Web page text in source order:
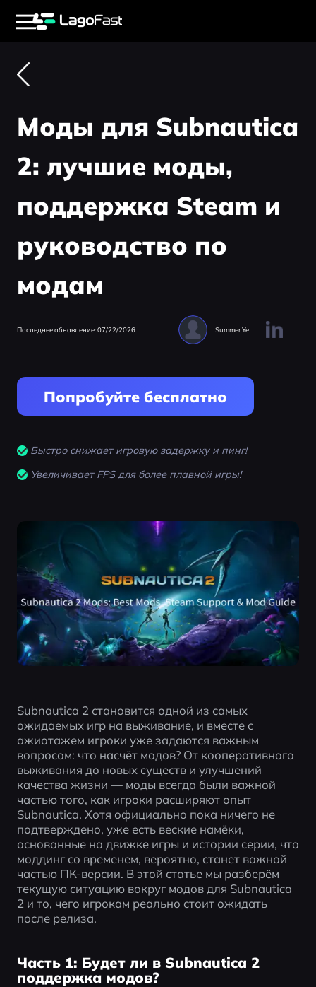
Моды для Subnautica
2: лучшие моды,
поддержка Steam и
руководство по
модам
Последнее обновление: 07/22/2026 Summer Ye
Попробуйте бесплатно
Быстро снижает игровую задержку и пинг!
Увеличивает FPS для более плавной игры!
Subnautica 2 становится одной из самых
ожидаемых игр на выживание, и вместе с
ажиотажем игроки уже задаются важным
вопросом: что насчёт модов? От кооперативного
выживания до новых существ и улучшений
качества жизни — моды всегда были важной
частью того, как игроки расширяют опыт
Subnautica. Хотя официально пока ничего не
подтверждено, уже есть веские намёки,
основанные на движке игры и истории серии, что
моддинг со временем, вероятно, станет важной
частью ПК-версии. В этой статье мы разберём
текущую ситуацию вокруг модов для Subnautica
2 и то, чего игрокам реально стоит ожидать
после релиза.
Часть 1: Будет ли в Subnautica 2
поддержка модов?